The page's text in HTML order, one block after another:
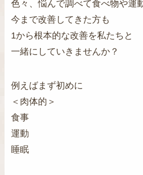
色々、悩んで調べて食べ物や運
今まで改善してきた方も
1から根本的な改善を私たちと
一緒にしていきませんか？
例えばまず初めに
＜肉体的＞
食事
運動
睡眠